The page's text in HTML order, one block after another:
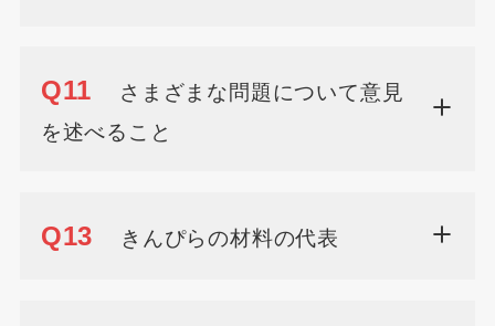
Q11
さまざまな問題について意見
を述べること
Q13 きんぴらの材料の代表